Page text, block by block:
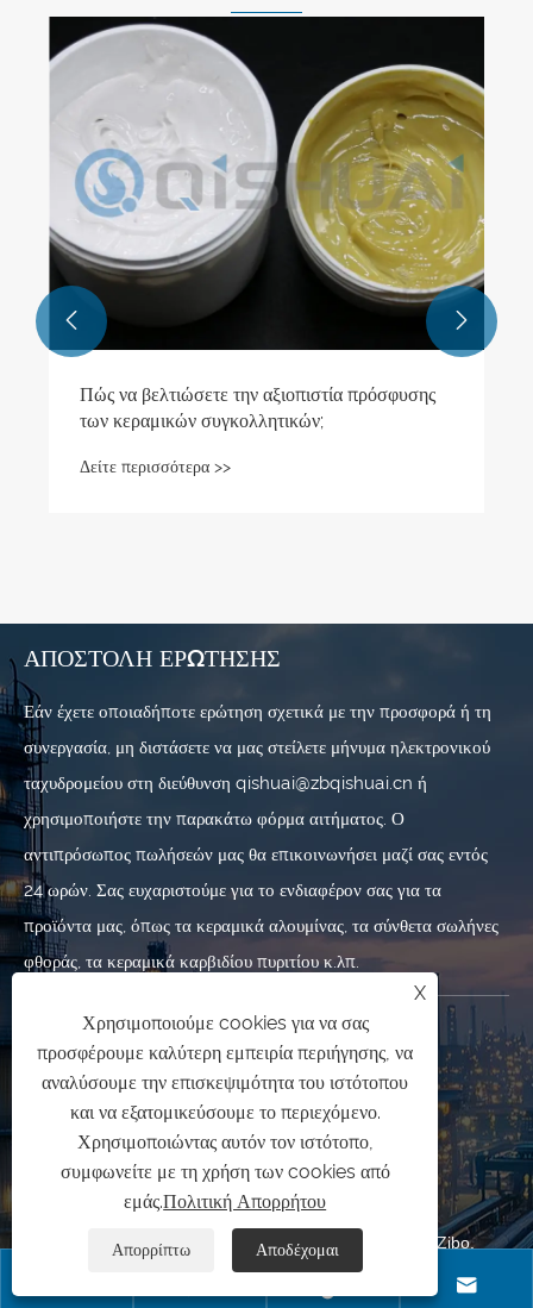
Πώς να βελτιώσετε την αξιοπιστία πρόσφυσης
των κεραμικών συγκολλητικών;
Δείτε περισσότερα >>
 
ΑΠΟΣΤΟΛΉ ΕΡΏΤΗΣΗΣ
Εάν έχετε οποιαδήποτε ερώτηση σχετικά με την προσφορά ή τη
συνεργασία, μη διστάσετε να μας στείλετε μήνυμα ηλεκτρονικού
ταχυδρομείου στη διεύθυνση qishuai@zbqishuai.cn ή
χρησιμοποιήστε την παρακάτω φόρμα αιτήματος. Ο
αντιπρόσωπος πωλήσεών μας θα επικοινωνήσει μαζί σας εντός
24 ωρών. Σας ευχαριστούμε για το ενδιαφέρον σας για τα
προϊόντα μας, όπως τα κεραμικά αλουμίνας, τα σύνθετα σωλήνες
φθοράς, τα κεραμικά καρβιδίου πυριτίου κ.λπ.
ΕΠΙΚΟΙΝΩΝΉΣΤΕ ΜΑΖΊ ΜΑΣ
+86-533-7010227
+86-19853377089
qishuai@zbqishuai.cn
Βιομηχανικό πάρκο Phoenix, περιοχή Linzi, πόλη Zibo,

X
Χρησιμοποιούμε cookies για να σας
προσφέρουμε καλύτερη εμπειρία περιήγησης, να
αναλύσουμε την επισκεψιμότητα του ιστότοπου
και να εξατομικεύσουμε το περιεχόμενο.
Χρησιμοποιώντας αυτόν τον ιστότοπο,
συμφωνείτε με τη χρήση των cookies από
εμάς.Πολιτική Απορρήτου
Απορρίπτω Αποδέχομαι